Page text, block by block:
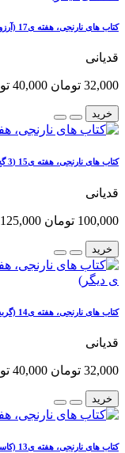
کتاب های نارنجی، هفته ی17 (آرزوی خانم و آقای نردبان و 6 قصه ی دیگر)
قدیانی
32,000 تومان 40,000 تومان
خرید
کتاب های نارنجی، هفته ی15 (3 گچ رنگی و 6 قصه ی دیگر)
قدیانی
100,000 تومان 125,000 تومان
خرید
کتاب های نارنجی، هفته ی14 (گربه ای که پیاده نمی شد و 6 قصه ی دیگر)
قدیانی
32,000 تومان 40,000 تومان
خرید
کتاب های نارنجی، هفته ی13 (کاسه های پرنده و 6 قصه ی دیگر)